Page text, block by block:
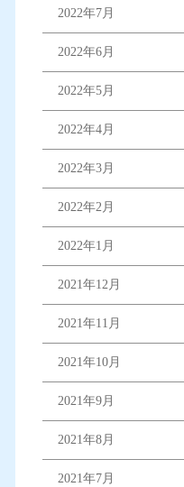
2022年7月
2022年6月
2022年5月
2022年4月
2022年3月
2022年2月
2022年1月
2021年12月
2021年11月
2021年10月
2021年9月
2021年8月
2021年7月